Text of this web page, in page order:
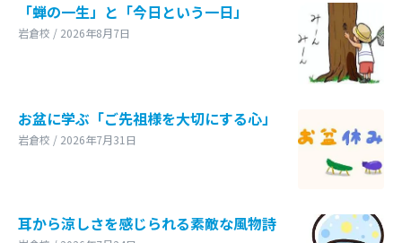
「蝉の一生」と「今日という一日」
岩倉校 / 2026年8月7日
お盆に学ぶ「ご先祖様を大切にする心」
岩倉校 / 2026年7月31日
耳から涼しさを感じられる素敵な風物詩